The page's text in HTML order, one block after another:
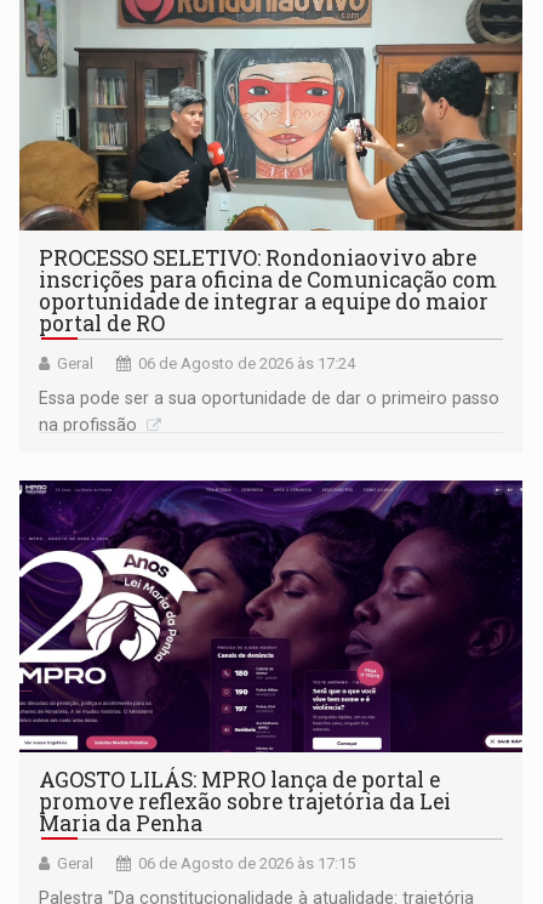
PROCESSO SELETIVO: Rondoniaovivo abre
inscrições para oficina de Comunicação com
oportunidade de integrar a equipe do maior
portal de RO
Geral 06 de Agosto de 2026 às 17:24
Essa pode ser a sua oportunidade de dar o primeiro passo
na profissão
AGOSTO LILÁS: MPRO lança de portal e
promove reflexão sobre trajetória da Lei
Maria da Penha
Geral 06 de Agosto de 2026 às 17:15
Palestra "Da constitucionalidade à atualidade: trajetória